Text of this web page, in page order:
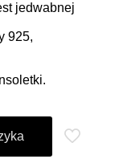
jedwabnej
925,